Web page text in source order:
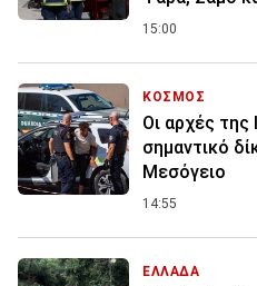
15:00
ΚΟΣΜΟΣ
Οι αρχές της
σημαντικό
Μεσόγειο
14:55
ΕΛΛΑΔΑ